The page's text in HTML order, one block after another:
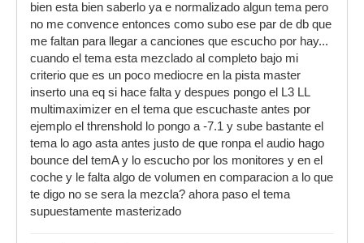
bien esta bien saberlo ya e normalizado algun tema pero
no me convence entonces como subo ese par de db que
me faltan para llegar a canciones que escucho por hay...
cuando el tema esta mezclado al completo bajo mi
criterio que es un poco mediocre en la pista master
inserto una eq si hace falta y despues pongo el L3 LL
multimaximizer en el tema que escuchaste antes por
ejemplo el threnshold lo pongo a -7.1 y sube bastante el
tema lo ago asta antes justo de que ronpa el audio hago
bounce del temA y lo escucho por los monitores y en el
coche y le falta algo de volumen en comparacion a lo que
te digo no se sera la mezcla? ahora paso el tema
supuestamente masterizado